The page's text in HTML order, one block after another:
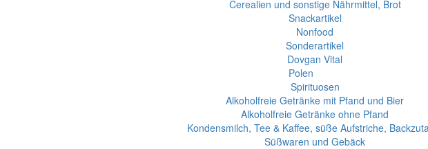
Cerealien und sonstige Nährmittel, Brot
Snackartikel
Nonfood
Sonderartikel
Dovgan Vital
Polen
Spirituosen
Alkoholfreie Getränke mit Pfand und Bier
Alkoholfreie Getränke ohne Pfand
Kondensmilch, Tee & Kaffee, süße Aufstriche,
Süßwaren und Gebäck